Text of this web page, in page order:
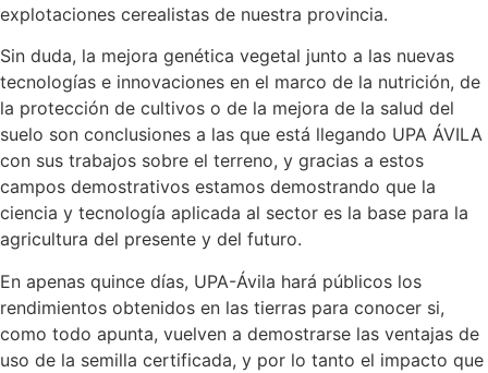
explotaciones cerealistas de nuestra provincia.
Sin duda, la mejora genética vegetal junto a las nuevas
tecnologías e innovaciones en el marco de la nutrición, de
la protección de cultivos o de la mejora de la salud del
suelo son conclusiones a las que está llegando UPA ÁVILA
con sus trabajos sobre el terreno, y gracias a estos
campos demostrativos estamos demostrando que la
ciencia y tecnología aplicada al sector es la base para la
agricultura del presente y del futuro.
En apenas quince días, UPA-Ávila hará públicos los
rendimientos obtenidos en las tierras para conocer si,
como todo apunta, vuelven a demostrarse las ventajas de
uso de la semilla certificada, y por lo tanto el impacto que